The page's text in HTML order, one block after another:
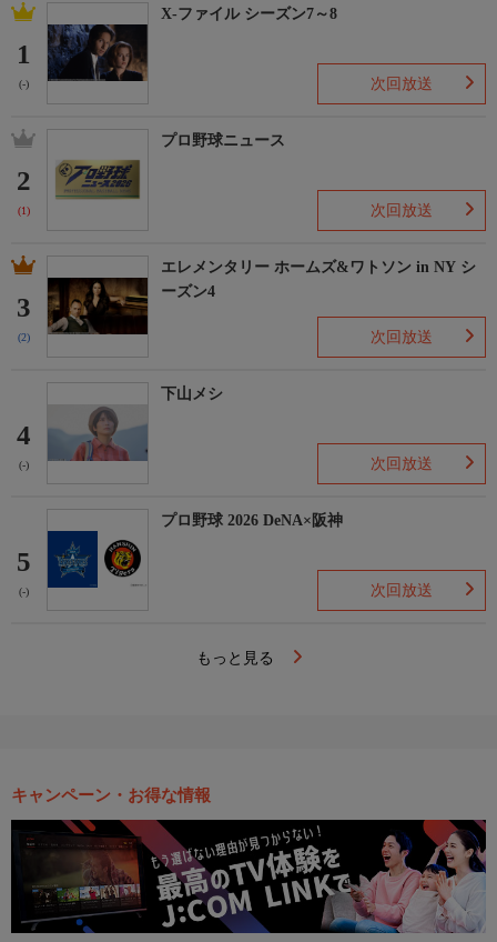
1
(-)
X-ファイル シーズン7～8
次回放送
2
(1)
プロ野球ニュース
次回放送
3
(2)
エレメンタリー ホームズ&ワトソン in NY シ
ーズン4
次回放送
4
(-)
下山メシ
次回放送
5
(-)
プロ野球 2026 DeNA×阪神
次回放送
もっと見る
キャンペーン・お得な情報